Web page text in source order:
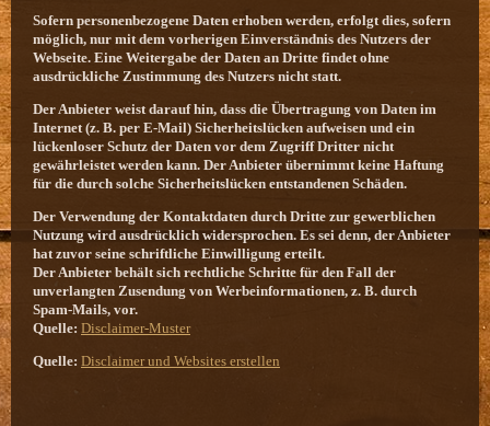
Sofern personenbezogene Daten erhoben werden, erfolgt dies, sofern
möglich, nur mit dem vorherigen Einverständnis des Nutzers der
Webseite. Eine Weitergabe der Daten an Dritte findet ohne
ausdrückliche Zustimmung des Nutzers nicht statt.
Der Anbieter weist darauf hin, dass die Übertragung von Daten im
Internet (z. B. per E-Mail) Sicherheitslücken aufweisen und ein
lückenloser Schutz der Daten vor dem Zugriff Dritter nicht
gewährleistet werden kann. Der Anbieter übernimmt keine Haftung
für die durch solche Sicherheitslücken entstandenen Schäden.
Der Verwendung der Kontaktdaten durch Dritte zur gewerblichen
Nutzung wird ausdrücklich widersprochen. Es sei denn, der Anbieter
hat zuvor seine schriftliche Einwilligung erteilt.
Der Anbieter behält sich rechtliche Schritte für den Fall der
unverlangten Zusendung von Werbeinformationen, z. B. durch
Spam-Mails, vor.
Quelle: Disclaimer-Muster
Quelle: Disclaimer und Websites erstellen